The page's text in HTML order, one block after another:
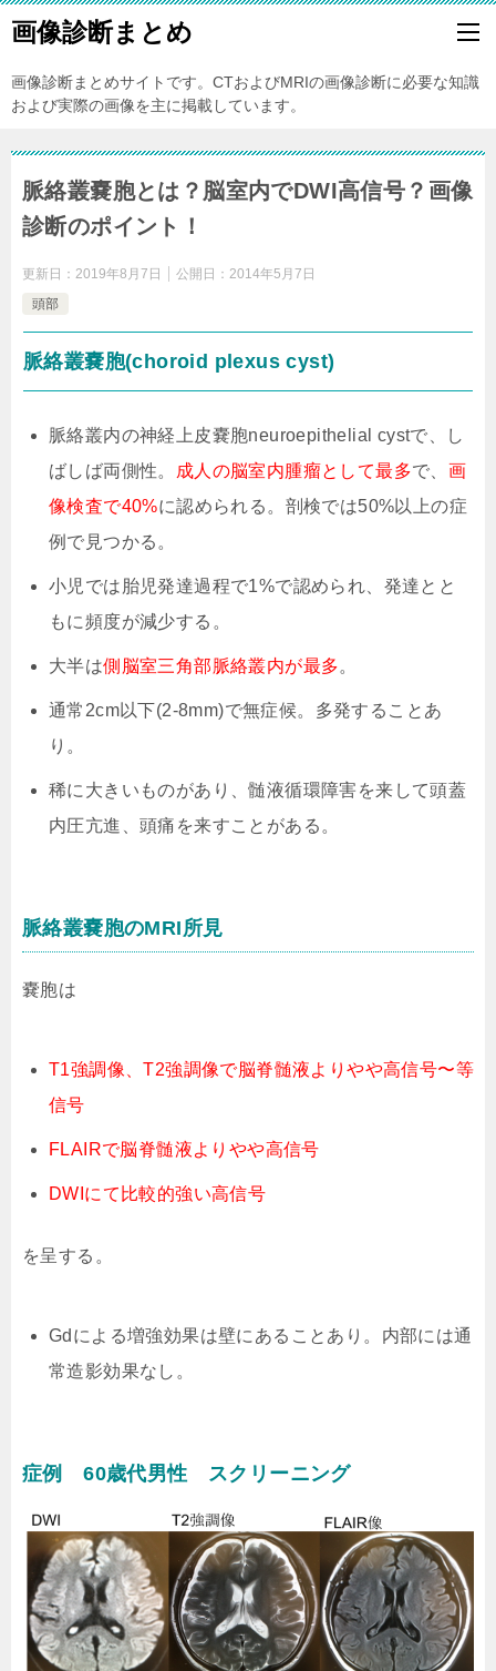
画像診断まとめ
画像診断まとめサイトです。CTおよびMRIの画像診断に必要な知識
および実際の画像を主に掲載しています。
脈絡叢嚢胞とは？脳室内でDWI高信号？画像
診断のポイント！
更新日： 2019年8月7日 公開日： 2014年5月7日
頭部
脈絡叢嚢胞(choroid plexus cyst)
脈絡叢内の神経上皮嚢胞neuroepithelial cystで、し
ばしば両側性。
成人の脳室内腫瘤として最多で、 画
像検査で40%に認められる。剖検では50%以上の症
例で見つかる。
小児では胎児発達過程で1%で認められ、発達とと
もに頻度が減少する。
大半は側脳室三角部脈絡叢内が最多。
通常2cm以下(2-8mm)で無症候。多発することあ
り。
稀に大きいものがあり、髄液循環障害を来して頭蓋
内圧亢進、頭痛を来すことがある。
脈絡叢嚢胞のMRI所見
嚢胞は
T1強調像、T2強調像で脳脊髄液よりやや高信号〜等
信号
FLAIRで脳脊髄液よりやや高信号
DWIにて比較的強い高信号
を呈する。
Gdによる増強効果は壁にあることあり。内部には通
常造影効果なし。
症例 60歳代男性 スクリーニング